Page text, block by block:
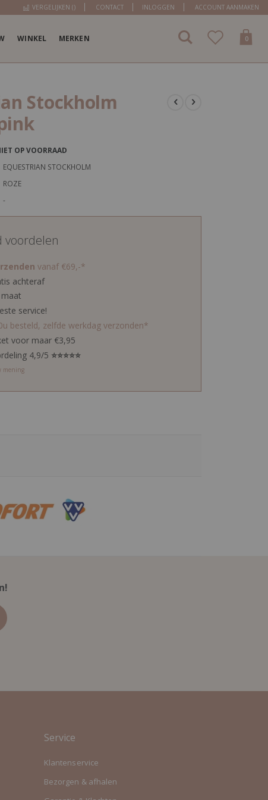
VERGELIJKEN () CONTACT INLOGGEN ACCOUNT AANMAKEN
WINKEL MERKEN
Cart
0items
Stockholm
OP VOORRAAD
EQUESTRIAN STOCKHOLM
ROZE
-
voordelen
vanaf €69,-*
achteraf
service!
besteld, zelfde werkdag verzonden*
voor maar €3,95
4,9/5 ⭐⭐⭐⭐⭐
mening
Service
Klantenservice
Bezorgen & afhalen